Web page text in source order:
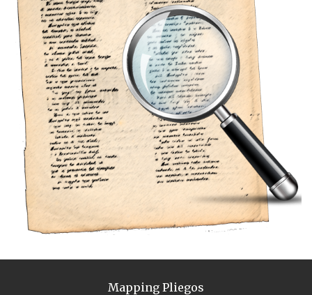
Mapping Pliegos